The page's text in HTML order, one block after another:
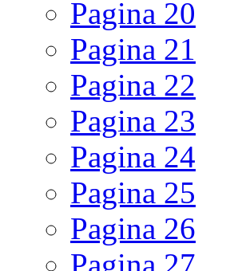
Pagina 20
Pagina 21
Pagina 22
Pagina 23
Pagina 24
Pagina 25
Pagina 26
Pagina 27